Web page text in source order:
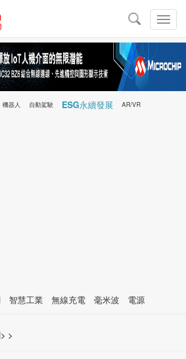
切
換
導
導
航
機器人 自動駕駛 ESG永續發展 AR/VR
智慧工業 無線充電 毫米波
電源
> >